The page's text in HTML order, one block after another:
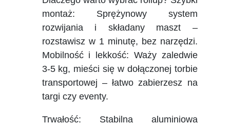
montaż: Sprężynowy system
rozwijania i składany maszt –
rozstawisz w 1 minutę, bez narzędzi.
Mobilność i lekkość: Waży zaledwie
3-5 kg, mieści się w dołączonej torbie
transportowej – łatwo zabierzesz na
targi czy eventy.
Trwałość: Stabilna aluminiowa